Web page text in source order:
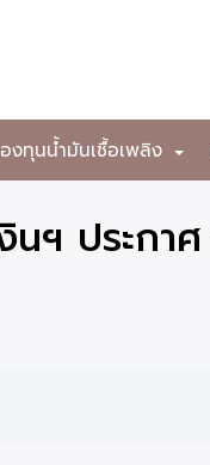
+
งทุนน้ำมันเชื้อเพลิง
นฯ ประก